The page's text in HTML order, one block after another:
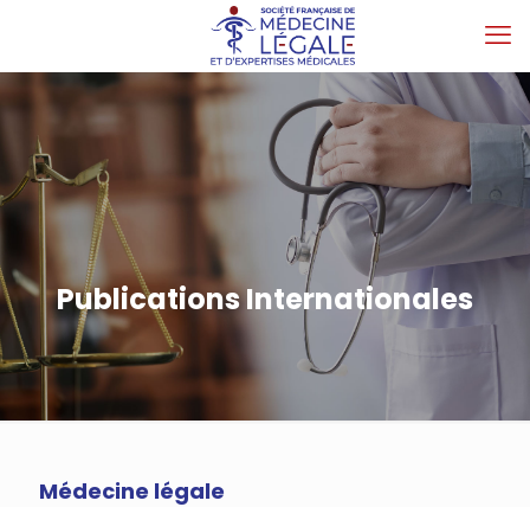
Publications Internationales
Médecine légale